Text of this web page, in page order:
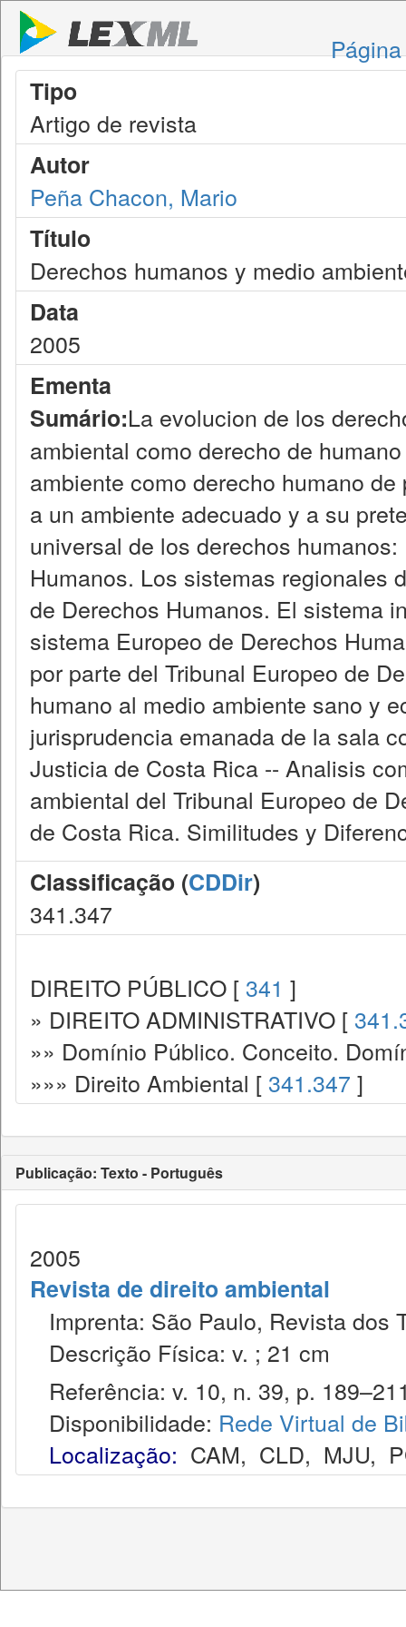
Tipo
Artigo de revista
Autor
Peña Chacon, Mario
Título
Derechos humanos y medio
Data
2005
Ementa
Sumário:La evolucion de los
ambiental como derecho de
ambiente como derecho humano
a un ambiente adecuado y a su
universal de los derechos
Humanos. Los sistemas regionales
de Derechos Humanos. El sistema
sistema Europeo de Derechos
por parte del Tribunal Europeo de
humano al medio ambiente sano y
jurisprudencia emanada de la sala
Justicia de Costa Rica -- Analisis
ambiental del Tribunal Europeo de
de Costa Rica. Similitudes y
Classificação (CDDir)
341.347
DIREITO PÚBLICO [ 341 ]
» DIREITO ADMINISTRATIVO [
»» Domínio Público. Conceito.
»»» Direito Ambiental [ 341.347 ]
Publicação: Texto - Português
2005
Revista de direito ambiental
Imprenta: São Paulo, Revista dos
Descrição Física: v. ; 21 cm
Referência: v. 10, n. 39, p.
Disponibilidade: Rede Virtual de
Localização: CAM, CLD, MJU,